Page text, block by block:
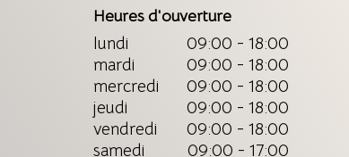
Heures d'ouverture
lundi
09:00 - 18:00
mardi
09:00 - 18:00
mercredi
09:00 - 18:00
jeudi
09:00 - 18:00
vendredi
09:00 - 18:00
samedi
09:00 - 17:00